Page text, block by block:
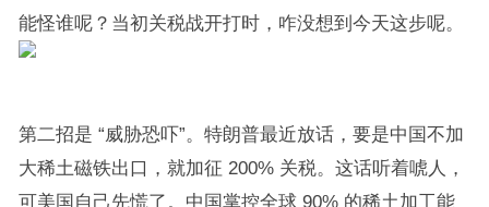
能怪谁呢？当初关税战开打时，咋没想到今天这步呢。
第二招是 “威胁恐吓”。特朗普最近放话，要是中国不加
大稀土磁铁出口，就加征 200% 关税。这话听着唬人，
可美国自己先慌了。中国掌控全球 90% 的稀土加工能